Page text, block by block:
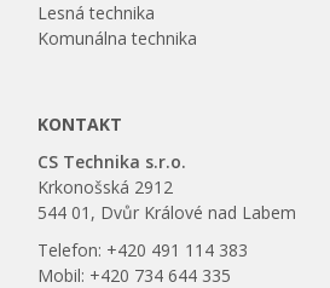
Lesná technika
Komunálna technika
KONTAKT
CS Technika s.r.o.
Krkonošská 2912
544 01, Dvůr Králové nad Labem
Telefon: +420 491 114 383
Mobil: +420 734 644 335